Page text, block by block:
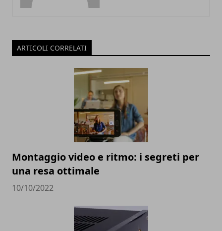
ARTICOLI CORRELATI
Montaggio video e ritmo: i segreti per
una resa ottimale
10/10/2022